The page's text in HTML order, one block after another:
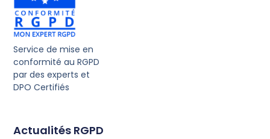
Service de mise en
conformité au RGPD
par des experts et
DPO Certifiés
Actualités RGPD